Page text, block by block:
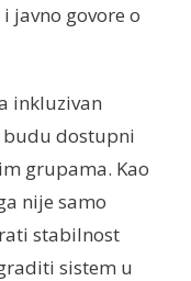
javno govore o
inkluzivan
dostupni
grupama. Kao
nije samo
stabilnost
sistem u